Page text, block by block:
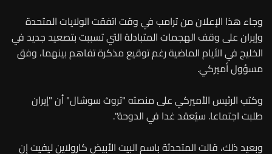
وجاء هذا الإعلان من ترامب في وقت اتفقت الولايات المتحدة
وإيران على وقف الهجمات المتبادلة التي تسببت بتصعيد جديد في
الخليج في الأيام الماضية رغم توقيع مذكرة تفاهم بينهما، وفق
مسؤول أميركي.
وكتب الرئيس الأميركي على منصته "تروث سوشال" أن "إيران
طلبت اجتماعا. سيُعقد غدا في الدوحة".
وبعيد ذلك، قالت المتحدثة باسم البيت الأبيض كارولاين ليفيت إن